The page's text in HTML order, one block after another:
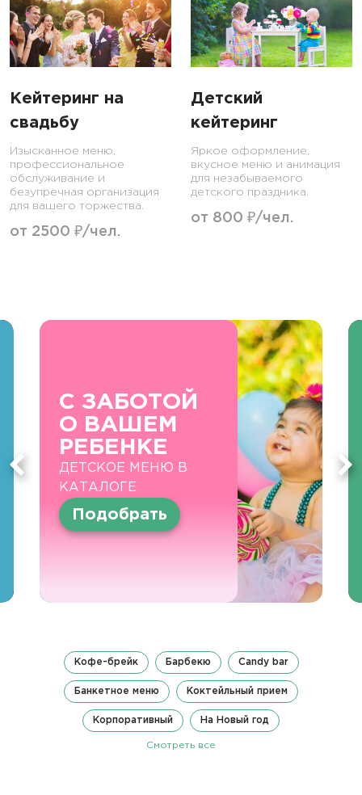
Кейтеринг на
свадьбу
Изысканное меню,
профессиональное
обслуживание и
безупречная организация
для вашего торжества.
от 2500 ₽/чел.
Детский
кейтеринг
Яркое оформление,
вкусное меню и анимация
для незабываемого
детского праздника.
от 800 ₽/чел.
С ЗАБОТОЙ
О ВАШЕМ
РЕБЕНКЕ
ДЕТСКОЕ МЕНЮ В
КАТАЛОГЕ
Подобрать
Кофе-брейк Барбекю Candy bar
Банкетное меню Коктейльный прием
Корпоративный На Новый год
Смотреть все